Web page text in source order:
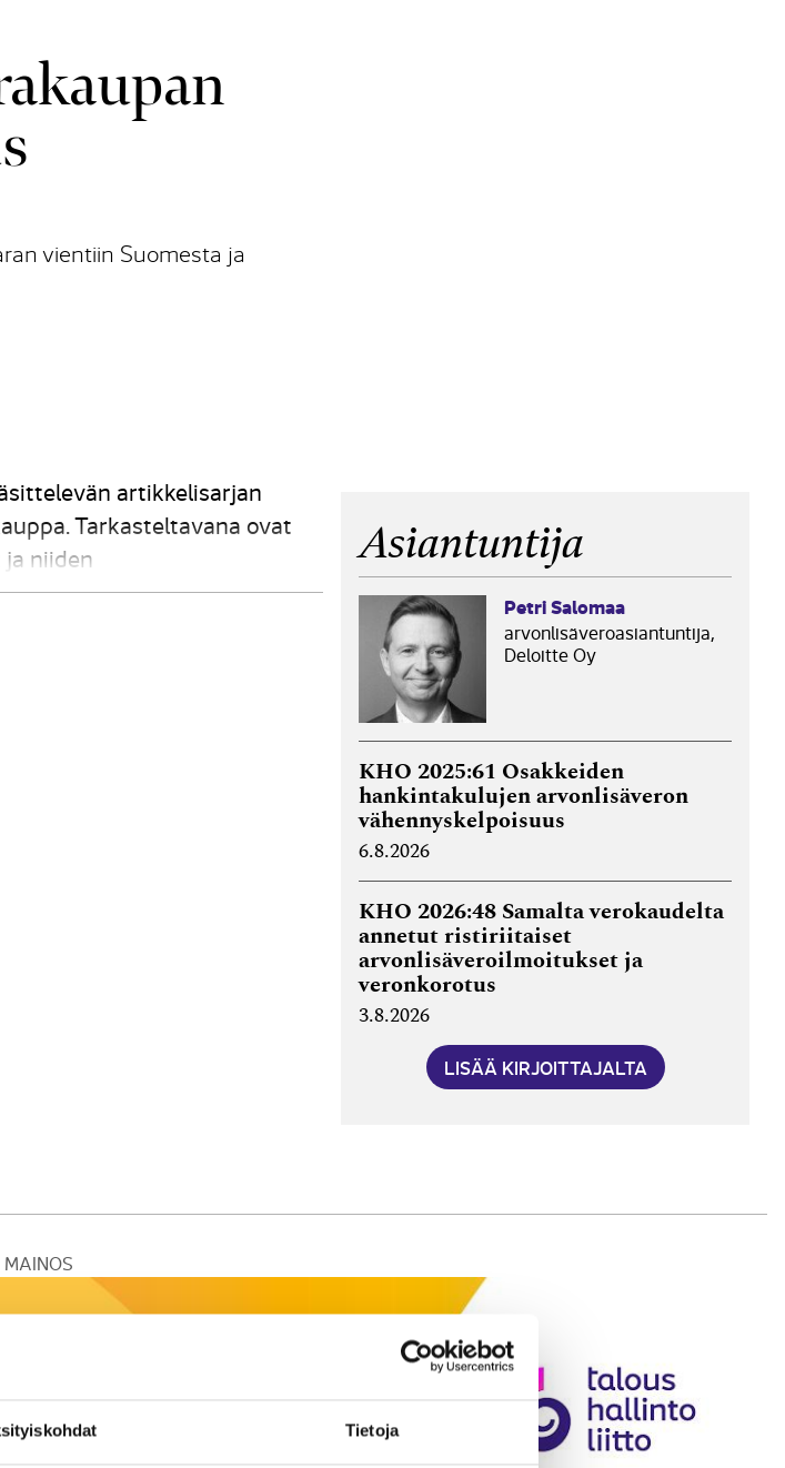
Tietoja
vientiin Suomesta ja
artikkelisarjan
Tarkasteltavana ovat
niiden
Asiantuntija
Petri Salomaa
arvonlisäveroasiantuntija,
Deloitte Oy
KHO 2025:61 Osakkeiden
hankintakulujen arvonlisäveron
vähennyskelpoisuus
6.8.2026
KHO 2026:48 Samalta verokaudelta
annetut ristiriitaiset
arvonlisäveroilmoitukset ja
veronkorotus
3.8.2026
LISÄÄ KIRJOITTAJALTA
MAINOS